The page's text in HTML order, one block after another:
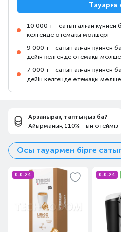
Тауарға
10 000 ₸ - сатып алған күннен
келгенде өтемақы мөлшері
9 000 ₸ - сатып алған күннен
дейін келгенде өтемақы
7 000 ₸ - сатып алған күннен
дейін келгенде өтемақы
Арзанырақ таптыңыз ба?
Айырманың 110% - ын өтейміз
Осы тауармен бірге
0-0-24 0-0-24